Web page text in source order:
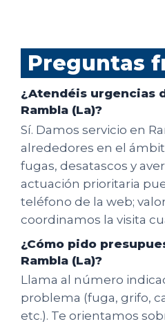
Preguntas
¿Atendéis urgencias
Rambla (La)?
Sí. Damos servicio en
alrededores en el
fugas, desatascos y
actuación prioritaria
teléfono de la web;
coordinamos la visita
¿Cómo pido
Rambla (La)?
Llama al número
problema (fuga, grifo,
etc.). Te orientamos